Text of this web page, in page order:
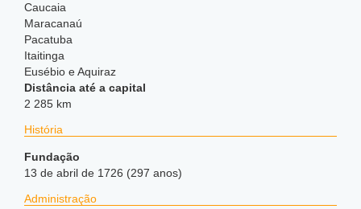
Caucaia
Maracanaú
Pacatuba
Itaitinga
Eusébio e Aquiraz
Distância até a capital
2 285 km
História
Fundação
13 de abril de 1726 (297 anos)
Administração